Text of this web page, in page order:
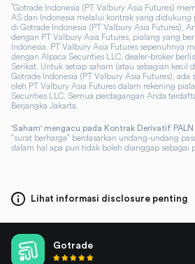
*Gotrade Indonesia (PT Valbury Asia Futures)
AS dari Indonesia melalui kontrak yang
di Gotrade Indonesia (PT Valbury Asia Futures),
dengan PT Valbury Asia Futures, pialang yang
Indonesia. PT Valbury Asia Futures sepenuhnya
dengan Alpaca Securities LLC, dealer-broker
Serikat. Untuk setiap saham (atau sebagian kecil
Gotrade Indonesia (PT Valbury Asia Futures),
oleh PT Valbury Asia Futures dalam rekening
Securities LLC. Semua perdagangan Anda
Berjangka Jakarta.
'Saham' mengacu pada Kontrak Derivatif PALN
"surat berharga" berdasarkan undang-undang
dalam hal apa pun tidak boleh dianggap sebagai
Lihat informasi disclosure penting
Gotrade